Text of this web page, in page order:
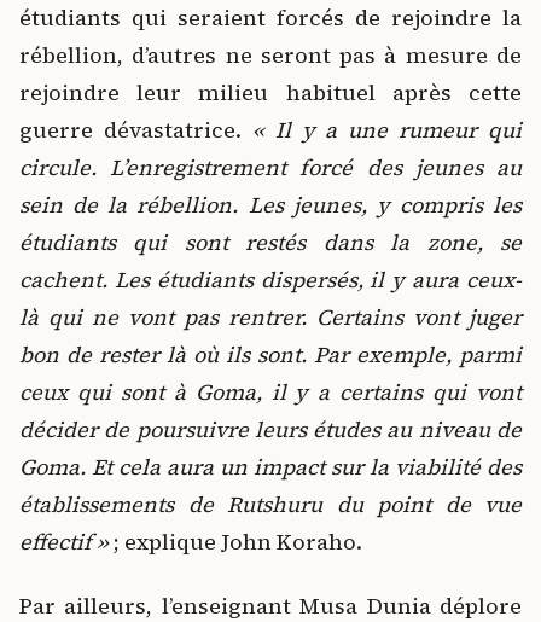
étudiants qui seraient forcés de rejoindre la
rébellion, d’autres ne seront pas à mesure de
rejoindre leur milieu habituel après cette
guerre dévastatrice. « Il y a une rumeur qui
circule. L’enregistrement forcé des jeunes au
sein de la rébellion. Les jeunes, y compris les
étudiants qui sont restés dans la zone, se
cachent. Les étudiants dispersés, il y aura ceux-
là qui ne vont pas rentrer. Certains vont juger
bon de rester là où ils sont. Par exemple, parmi
ceux qui sont à Goma, il y a certains qui vont
décider de poursuivre leurs études au niveau de
Goma. Et cela aura un impact sur la viabilité des
établissements de Rutshuru du point de vue
effectif »; explique John Koraho.
Par ailleurs, l’enseignant Musa Dunia déplore